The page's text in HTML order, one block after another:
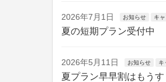
2026年7月1日 お知らせ キ
夏の短期プラン受付中
2026年5月11日 お知らせ キ
夏プラン早早割はもうす